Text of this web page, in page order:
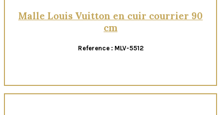
Malle Louis Vuitton en cuir courrier 90
cm
Reference : MLV-5512